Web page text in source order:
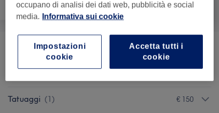
Viso Massaggio Corpo
Solarium (1)
Tatuaggi (1) € 150
occupano di analisi dei dati web, pubblicità e social
media.
Informativa sui cookie
Accetta tutti i
cookie
Impostazioni
cookie